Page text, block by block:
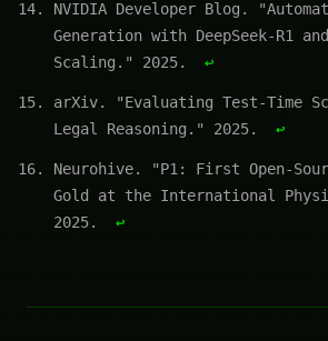
NVIDIA Developer Blog.
Generation with DeepSeek-R1
Scaling." 2025.
↩
arXiv. "Evaluating Test-Time
Legal Reasoning." 2025.
↩
Neurohive. "P1: First Open-
Gold at the International
2025.
↩